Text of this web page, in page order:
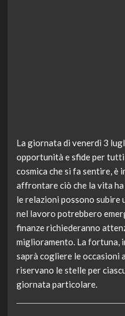
La giornata di venerdì 3
opportunità e sfide per tutti
cosmica che si fa sentire, è
affrontare ciò che la vita
le relazioni possono subire
nel lavoro potrebbero
finanze richiederanno
miglioramento. La fortuna,
saprà cogliere le occasioni
riservano le stelle per
giornata particolare.